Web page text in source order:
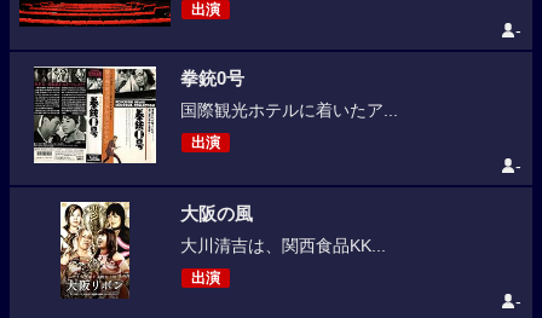
出演
-
拳銃0号
国際観光ホテルに着いたア...
出演
-
大阪の風
大川清吉は、関西食品KK...
出演
-